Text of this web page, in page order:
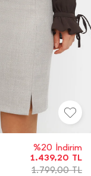
%20 İndirim
1.439,20 TL
1.799,00TL